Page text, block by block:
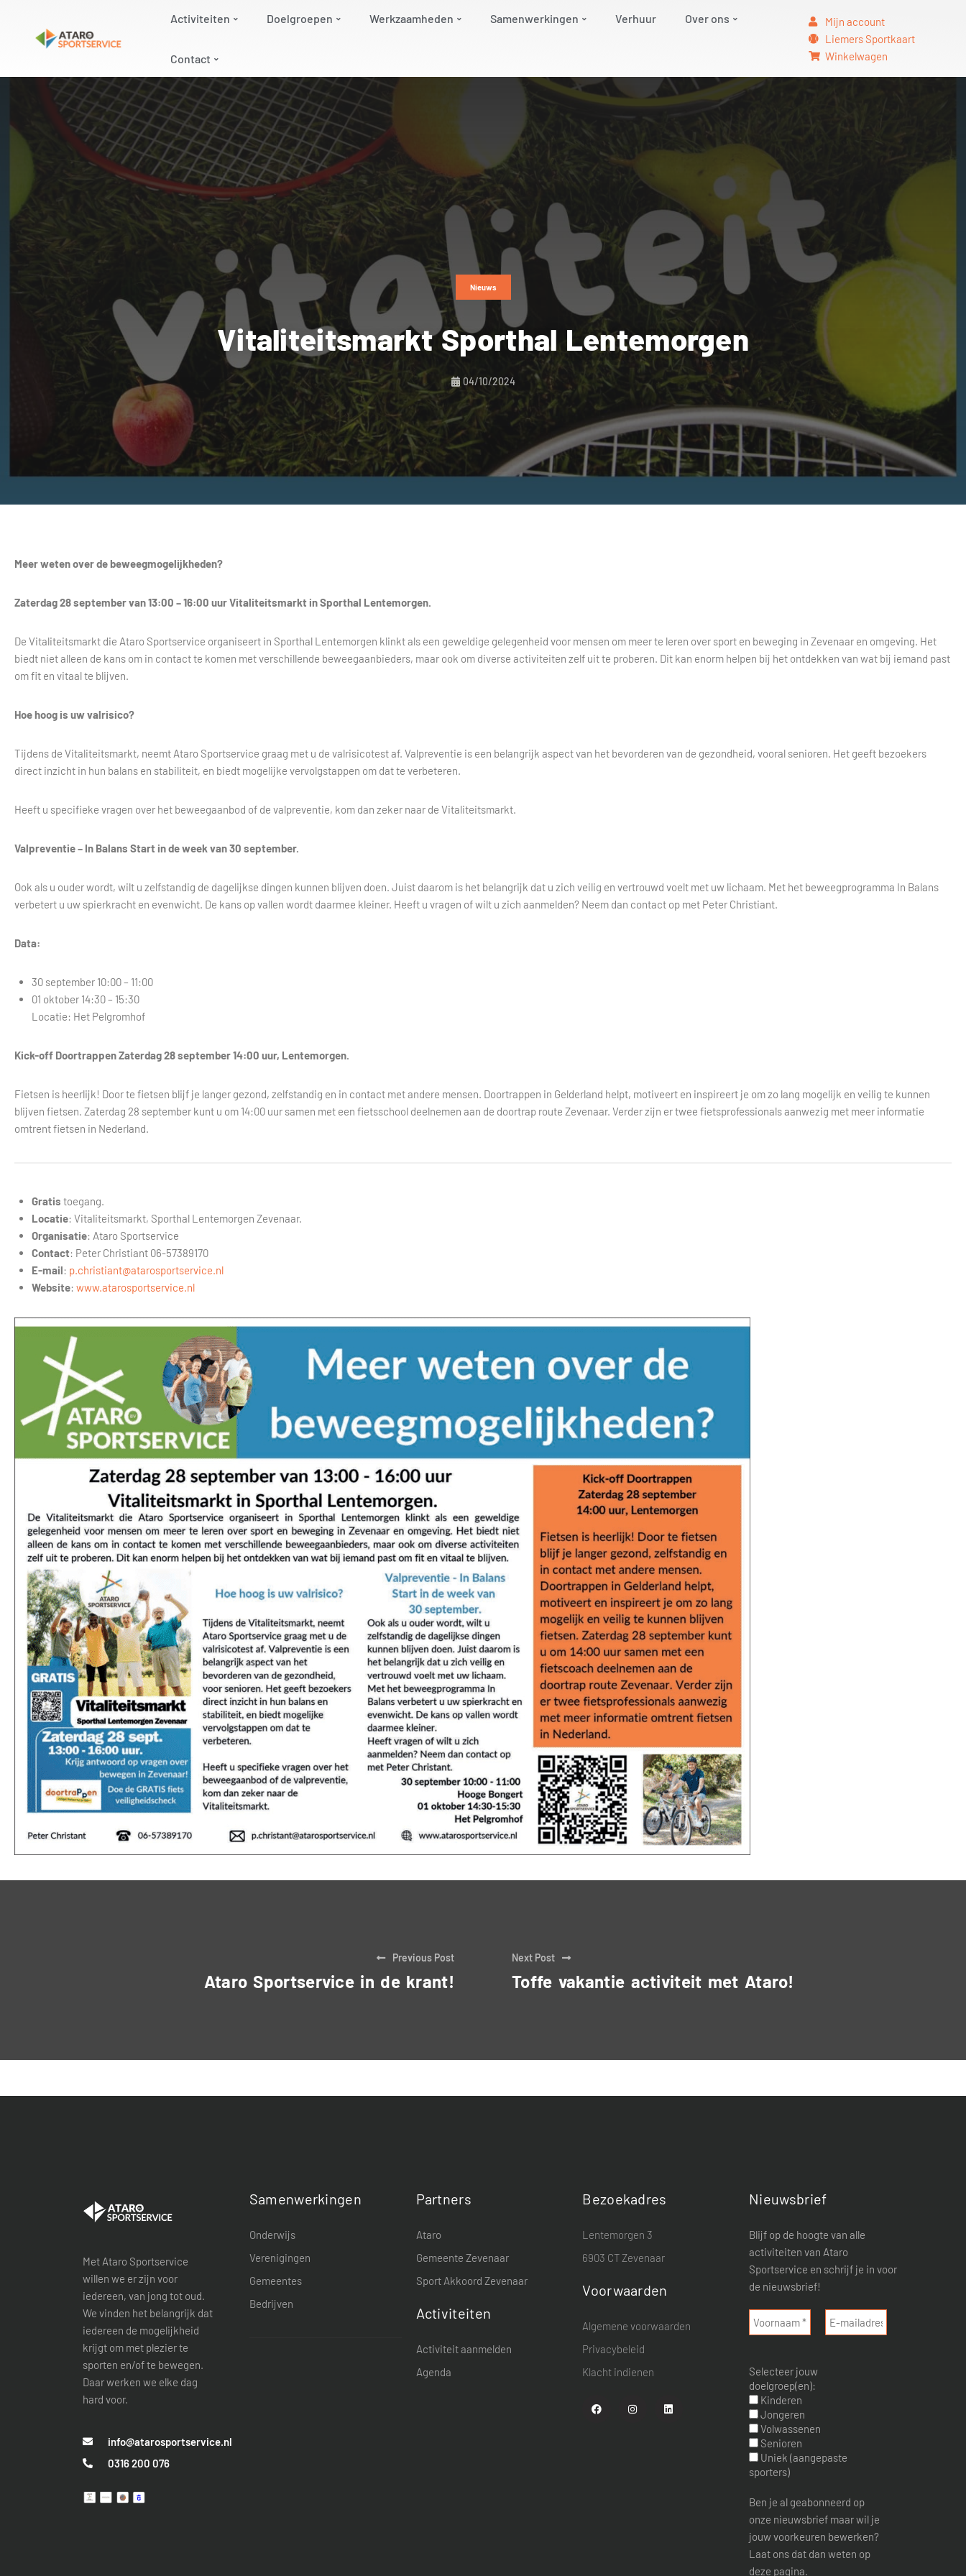
Activiteiten Doelgroepen Werkzaamheden Samenwerkingen Verhuur Over ons
Contact
Mijn account
Liemers Sportkaart
Winkelwagen
Nieuws
Vitaliteitsmarkt Sporthal Lentemorgen
04/10/2024
Meer weten over de beweegmogelijkheden?
Zaterdag 28 september van 13:00 – 16:00 uur Vitaliteitsmarkt in Sporthal Lentemorgen.
De Vitaliteitsmarkt die Ataro Sportservice organiseert in Sporthal Lentemorgen klinkt als een geweldige gelegenheid voor mensen om meer te leren over sport en beweging in Zevenaar en omgeving. Het
biedt niet alleen de kans om in contact te komen met verschillende beweegaanbieders, maar ook om diverse activiteiten zelf uit te proberen. Dit kan enorm helpen bij het ontdekken van wat bij iemand past
om fit en vitaal te blijven.
Hoe hoog is uw valrisico?
Tijdens de Vitaliteitsmarkt, neemt Ataro Sportservice graag met u de valrisicotest af. Valpreventie is een belangrijk aspect van het bevorderen van de gezondheid, vooral senioren. Het geeft bezoekers
direct inzicht in hun balans en stabiliteit, en biedt mogelijke vervolgstappen om dat te verbeteren.
Heeft u specifieke vragen over het beweegaanbod of de valpreventie, kom dan zeker naar de Vitaliteitsmarkt.
Valpreventie – In Balans Start in de week van 30 september.
Ook als u ouder wordt, wilt u zelfstandig de dagelijkse dingen kunnen blijven doen. Juist daarom is het belangrijk dat u zich veilig en vertrouwd voelt met uw lichaam. Met het beweegprogramma In Balans
verbetert u uw spierkracht en evenwicht. De kans op vallen wordt daarmee kleiner. Heeft u vragen of wilt u zich aanmelden? Neem dan contact op met Peter Christiant.
Data:
30 september 10:00 – 11:00
01 oktober 14:30 – 15:30
Locatie: Het Pelgromhof
Kick-off Doortrappen Zaterdag 28 september 14:00 uur, Lentemorgen.
Fietsen is heerlijk! Door te fietsen blijf je langer gezond, zelfstandig en in contact met andere mensen. Doortrappen in Gelderland helpt, motiveert en inspireert je om zo lang mogelijk en veilig te kunnen
blijven fietsen. Zaterdag 28 september kunt u om 14:00 uur samen met een fietsschool deelnemen aan de doortrap route Zevenaar. Verder zijn er twee fietsprofessionals aanwezig met meer informatie
omtrent fietsen in Nederland.
Gratis toegang.
Locatie: Vitaliteitsmarkt, Sporthal Lentemorgen Zevenaar.
Organisatie: Ataro Sportservice
Contact: Peter Christiant 06-57389170
E-mail: p.christiant@atarosportservice.nl
Website: www.atarosportservice.nl
Previous Post
Ataro Sportservice in de krant!
Next Post
Toffe vakantie activiteit met Ataro!
Met Ataro Sportservice
willen we er zijn voor
iedereen, van jong tot oud.
We vinden het belangrijk dat
iedereen de mogelijkheid
krijgt om met plezier te
sporten en/of te bewegen.
Daar werken we elke dag
hard voor.
info@atarosportservice.nl
0316 200 076
Samenwerkingen
Onderwijs
Verenigingen
Gemeentes
Bedrijven
Partners
Ataro
Gemeente Zevenaar
Sport Akkoord Zevenaar
Activiteiten
Activiteit aanmelden
Agenda
Bezoekadres
Lentemorgen 3
6903 CT Zevenaar
Voorwaarden
Algemene voorwaarden
Privacybeleid
Klacht indienen
Nieuwsbrief
Blijf op de hoogte van alle
activiteiten van Ataro
Sportservice en schrijf je in voor
de nieuwsbrief!
Selecteer jouw
doelgroep(en):
Kinderen
Jongeren
Volwassenen
Senioren
Uniek (aangepaste
sporters)
Ben je al geabonneerd op
onze nieuwsbrief maar wil je
jouw voorkeuren bewerken?
Laat ons dat dan weten op
deze pagina.